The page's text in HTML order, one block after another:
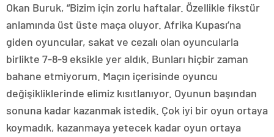
Okan Buruk, “Bizim için zorlu haftalar. Özellikle fikstür
anlamında üst üste maça oluyor. Afrika Kupası’na
giden oyuncular, sakat ve cezalı olan oyuncularla
birlikte 7-8-9 eksikle yer aldık. Bunları hiçbir zaman
bahane etmiyorum. Maçın içerisinde oyuncu
değişikliklerinde elimiz kısıtlanıyor. Oyunun başından
sonuna kadar kazanmak istedik. Çok iyi bir oyun ortaya
koymadık, kazanmaya yetecek kadar oyun ortaya